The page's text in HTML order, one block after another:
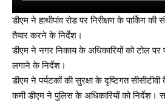
डीएम ने हाथीपांव रोड पर निरीक्षण के पार्किंग की
तैयार करने के निर्देश।
डीएम ने नगर निकाय के अधिकारियों को टोल पर
लगाने के निर्देश।
डीएम ने पर्यटकों की सुरक्षा के दृष्टिगत
कमी डीएम ने पुलिस के अधिकारियों को निर्देश।